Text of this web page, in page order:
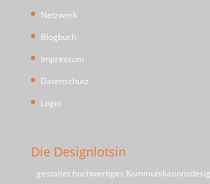
Netzwerk
Blogbuch
Impressum
Datenschutz
Login
Die Designlotsin
gestaltet hochwertiges